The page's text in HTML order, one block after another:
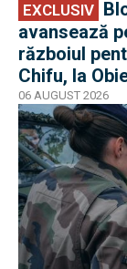
EXCLUSIV
avansează
războiul
Chifu, la
06 AUGUST 2026